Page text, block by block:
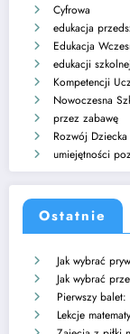
Cyfrowa
edukacja
Edukacja
edukacji szkolnej
Kompetencji
Nowoczesna
przez zabawę
Rozwój Dziecka
umiejętności
Ostatnie
Jak wybrać
Jak wybrać
Pierwszy
Lekcje